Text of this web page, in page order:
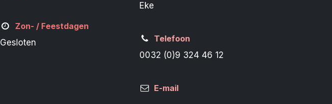
Zon- / Feestdagen
Gesloten
Eke
Telefoon
0032 (0)9 324 46 12
E-mail